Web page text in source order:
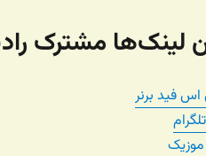
لینک‌ها مشترک
فید برنر